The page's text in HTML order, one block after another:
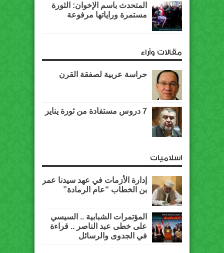
المتحدث باسم الإخوان: الثورة
مستمرة وراياتها مرفوعة
مقالات وآراء
حراسة عربية لصفقة القرن
7 دروس مستفادة من ثورة يناير
اسلاميات
إدارة الأزمات في عهد سيدنا عمر
بن الخطاب “عام الرمادة”
المؤتمرات الشبابية .. السيسي
على خطى عبد الناصر .. قراءة
في الجدوى والرسائل